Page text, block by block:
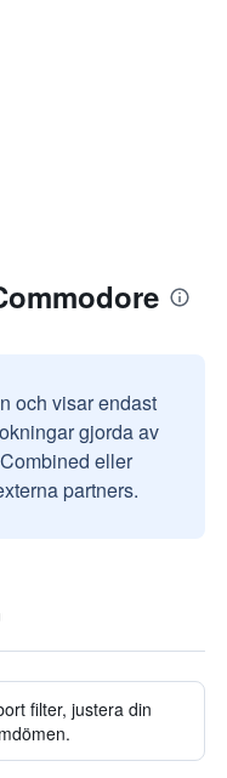
och visar endast
gjorda av
eller
partners.
filter, justera din